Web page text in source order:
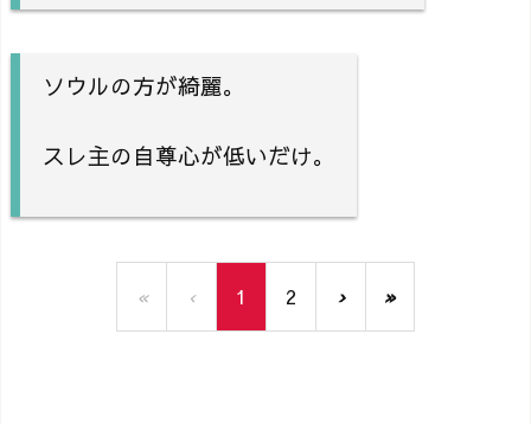
ソウルの方が綺麗。
スレ主の自尊心が低いだけ。
« ‹ 1 2 › »